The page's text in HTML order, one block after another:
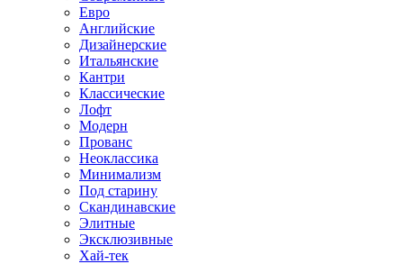
Евро
Английские
Дизайнерские
Итальянские
Кантри
Классические
Лофт
Модерн
Прованс
Неоклассика
Минимализм
Под старину
Скандинавские
Элитные
Эксклюзивные
Хай-тек